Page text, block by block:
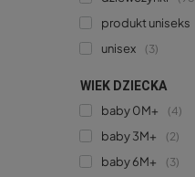
produkt uniseks
unisex 3
WIEK DZIECKA
baby 0M+
4
baby 3M+ 2
baby 6M+ 3